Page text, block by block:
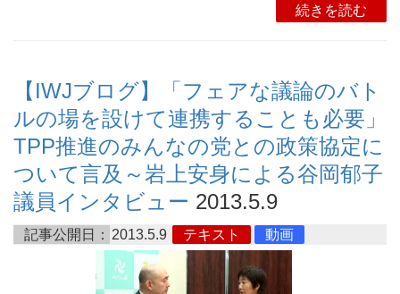
続きを読む
【IWJブログ】「フェアな議論のバト
ルの場を設けて連携することも必要」
TPP推進のみんなの党との政策協定に
ついて言及～岩上安身による谷岡郁子
議員インタビュー 2013.5.9
記事公開日： 2013.5.9 テキスト 動画